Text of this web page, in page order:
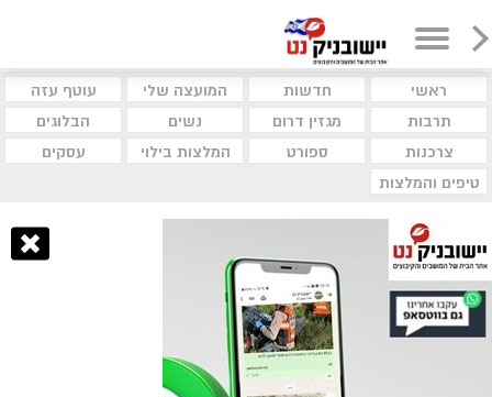
ראשי חדשות המועצה שלי
עוטף עזה
תרבות
מגזין דרום נשים
הבלוגים
צרכנות
ספורט המלצות בילוי
עסקים
טיפים והמלצות